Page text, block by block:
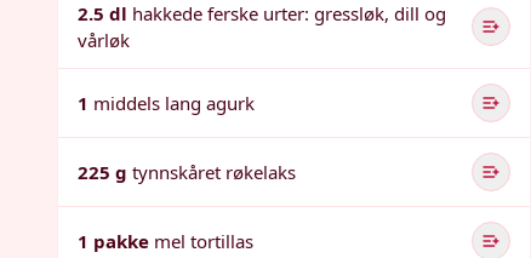
2.5 dl hakkede ferske urter: gressløk, dill og
vårløk
1 middels lang agurk
225 g tynnskåret røkelaks
1 pakke mel tortillas